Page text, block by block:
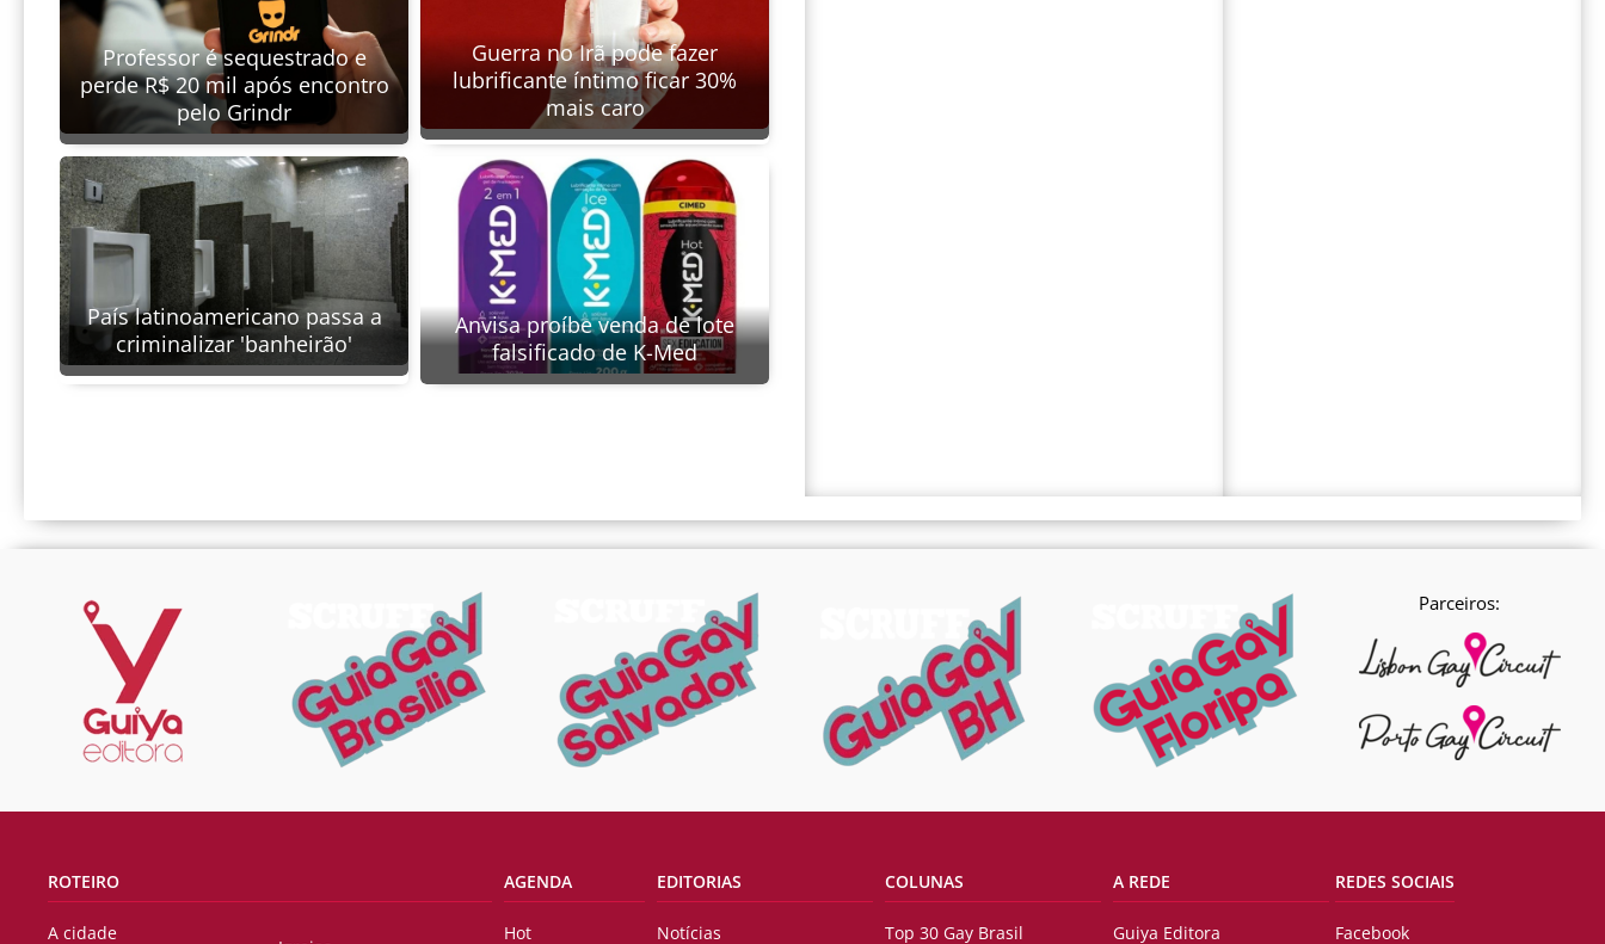
Professor é sequestrado e
perde R$ 20 mil após encontro
pelo Grindr
Guerra no Irã pode fazer
lubrificante íntimo ficar 30%
mais caro
País latinoamericano passa a
criminalizar 'banheirão'
Anvisa proíbe venda de lote
falsificado de K-Med
Parceiros:
ROTEIRO
A cidade
AGENDA
Hot
EDITORIAS
Notícias
COLUNAS
Top 30 Gay Brasil
A REDE
Guiya Editora
REDES SOCIAIS
Facebook